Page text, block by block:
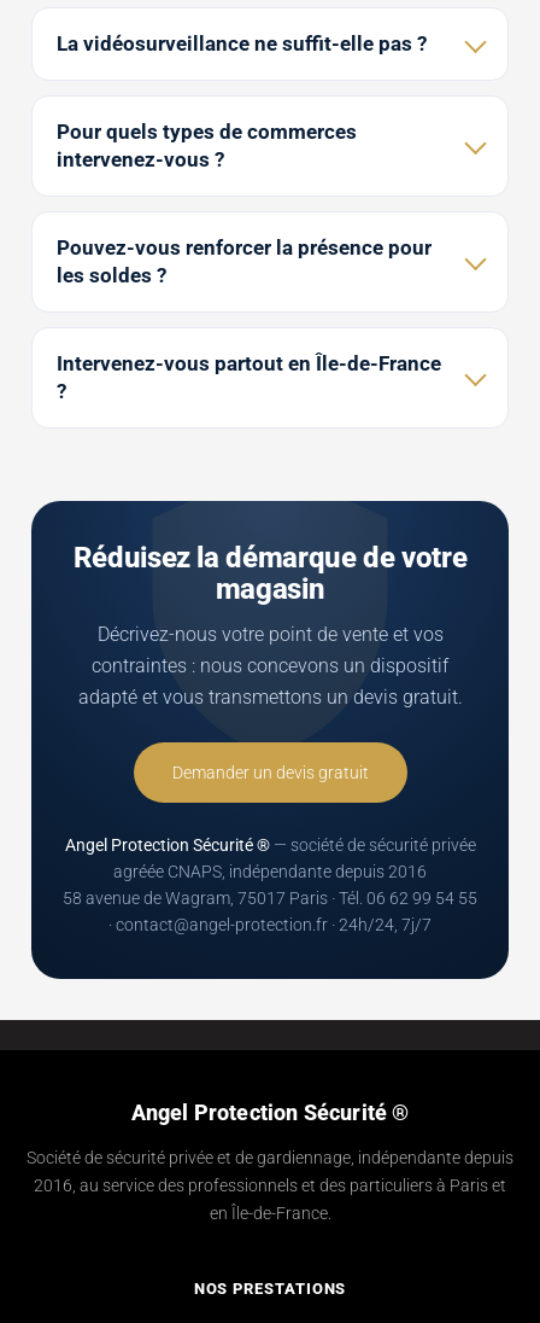
La vidéosurveillance ne suffit-elle pas ?
Pour quels types de commerces
intervenez-vous ?
Pouvez-vous renforcer la présence pour
les soldes ?
Intervenez-vous partout en Île-de-France
?
Réduisez la démarque de votre
magasin
Décrivez-nous votre point de vente et vos
contraintes : nous concevons un dispositif
adapté et vous transmettons un devis gratuit.
Demander un devis gratuit
Angel Protection Sécurité ®— société de sécurité privée
agréée CNAPS, indépendante depuis 2016
58 avenue de Wagram, 75017 Paris · Tél. 06 62 99 54 55
· contact@angel-protection.fr · 24h/24, 7j/7
Angel Protection Sécurité ®
Société de sécurité privée et de gardiennage, indépendante depuis
2016, au service des professionnels et des particuliers à Paris et
en Île-de-France.
NOS PRESTATIONS